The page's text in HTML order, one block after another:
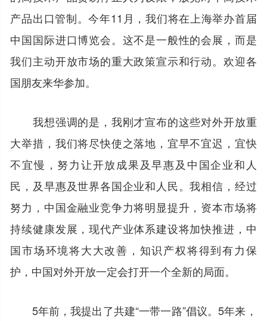
产品出口管制。今年11月，我们将在上海举办首届
中国国际进口博览会。这不是一般性的会展，而是
我们主动开放市场的重大政策宣示和行动。欢迎各
国朋友来华参加。
我想强调的是，我刚才宣布的这些对外开放重
大举措，我们将尽快使之落地，宜早不宜迟，宜快
不宜慢，努力让开放成果及早惠及中国企业和人
民，及早惠及世界各国企业和人民。我相信，经过
努力，中国金融业竞争力将明显提升，资本市场将
持续健康发展，现代产业体系建设将加快推进，中
国市场环境将大大改善，知识产权将得到有力保
护，中国对外开放一定会打开一个全新的局面。
5年前，我提出了共建“一带一路”倡议。5年来，